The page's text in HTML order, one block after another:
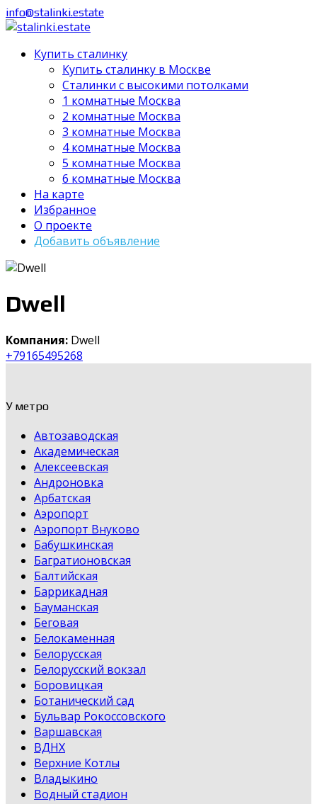
info@stalinki.estate
Купить сталинку
Купить сталинку в Москве
Cталинки с высокими потолками
1 комнатные Москва
2 комнатные Москва
3 комнатные Москва
4 комнатные Москва
5 комнатные Москва
6 комнатные Москва
На карте
Избранное
О проекте
Добавить объявление
Dwell
Компания: Dwell
+79165495268
У метро
Автозаводская
Академическая
Алексеевская
Андроновка
Арбатская
Аэропорт
Аэропорт Внуково
Бабушкинская
Багратионовская
Балтийская
Баррикадная
Бауманская
Беговая
Белокаменная
Белорусская
Белорусский вокзал
Боровицкая
Ботанический сад
Бульвар Рокоссовского
Варшавская
ВДНХ
Верхние Котлы
Владыкино
Водный стадион